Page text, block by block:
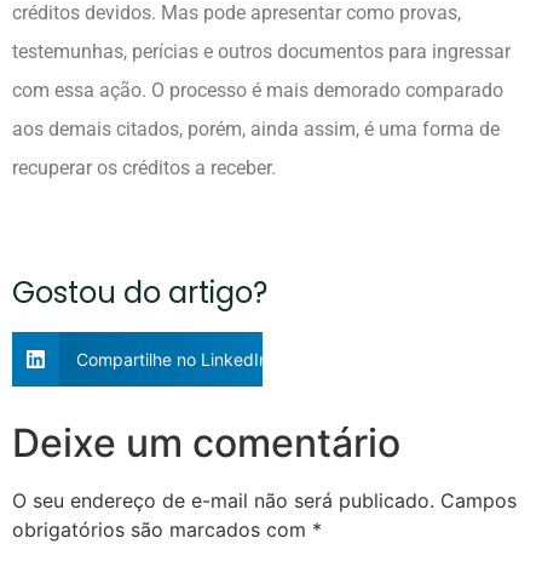
créditos devidos. Mas pode apresentar como provas,
testemunhas, perícias e outros documentos para ingressar
com essa ação. O processo é mais demorado comparado
aos demais citados, porém, ainda assim, é uma forma de
recuperar os créditos a receber.
Gostou do artigo?
Compartilhe no LinkedIn
Deixe um comentário
O seu endereço de e-mail não será publicado. Campos
obrigatórios são marcados com *